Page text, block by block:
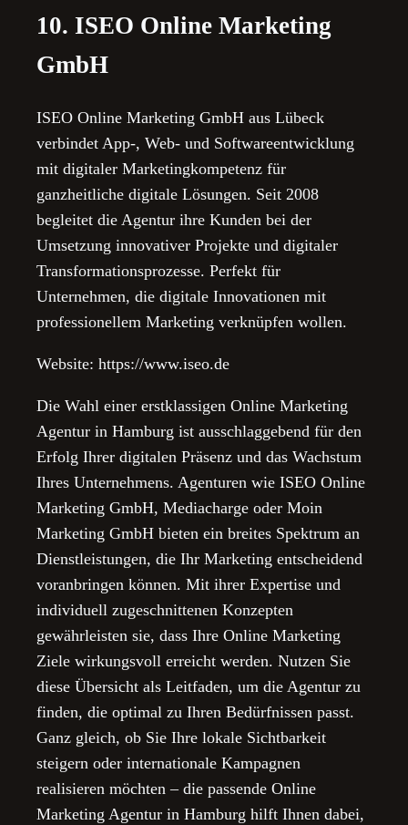
10. ISEO Online Marketing
GmbH
ISEO Online Marketing GmbH aus Lübeck
verbindet App-, Web- und Softwareentwicklung
mit digitaler Marketingkompetenz für
ganzheitliche digitale Lösungen. Seit 2008
begleitet die Agentur ihre Kunden bei der
Umsetzung innovativer Projekte und digitaler
Transformationsprozesse. Perfekt für
Unternehmen, die digitale Innovationen mit
professionellem Marketing verknüpfen wollen.
Website: https://www.iseo.de
Die Wahl einer erstklassigen Online Marketing
Agentur in Hamburg ist ausschlaggebend für den
Erfolg Ihrer digitalen Präsenz und das Wachstum
Ihres Unternehmens. Agenturen wie ISEO Online
Marketing GmbH, Mediacharge oder Moin
Marketing GmbH bieten ein breites Spektrum an
Dienstleistungen, die Ihr Marketing entscheidend
voranbringen können. Mit ihrer Expertise und
individuell zugeschnittenen Konzepten
gewährleisten sie, dass Ihre Online Marketing
Ziele wirkungsvoll erreicht werden. Nutzen Sie
diese Übersicht als Leitfaden, um die Agentur zu
finden, die optimal zu Ihren Bedürfnissen passt.
Ganz gleich, ob Sie Ihre lokale Sichtbarkeit
steigern oder internationale Kampagnen
realisieren möchten – die passende Online
Marketing Agentur in Hamburg hilft Ihnen dabei,